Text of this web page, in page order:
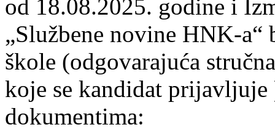
od 18.08.2025. godine i
„Službene novine HNK-
škole (odgovarajuća
koje se kandidat prijavljuje
dokumentima: